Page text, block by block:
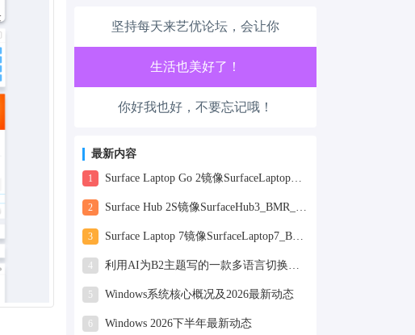
坚持每天来艺优论坛，会让你
工作也轻松了！
生活也美好了！
腿也不痛了！
工作也轻松了！
你好我也好，不要忘记哦！
最新内容
1 Surface Laptop Go 2镜像SurfaceLaptopGo2_BMR_42032_2026.507.11898505.zip网盘下载
2 Surface Hub 2S镜像SurfaceHub3_BMR_155000_2026.420.11870147.zip网盘下载
3 Surface Laptop 7镜像SurfaceLaptop7_BMR_12010_2025.1009.12069254.zip网盘下载
4 利用AI为B2主题写的一款多语言切换插件
5 Windows系统核心概况及2026最新动态
6 Windows 2026下半年最新动态